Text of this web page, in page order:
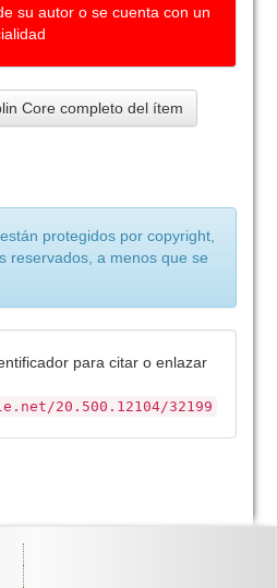
su autor o se cuenta con un
Core completo del ítem
protegidos por copyright,
reservados, a menos que se
para citar o enlazar
20.500.12104/32199